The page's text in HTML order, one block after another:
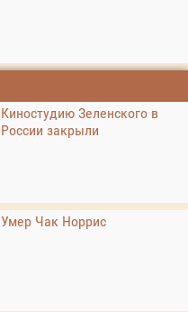
Киностудию Зеленского в
России закрыли
Умер Чак Норрис